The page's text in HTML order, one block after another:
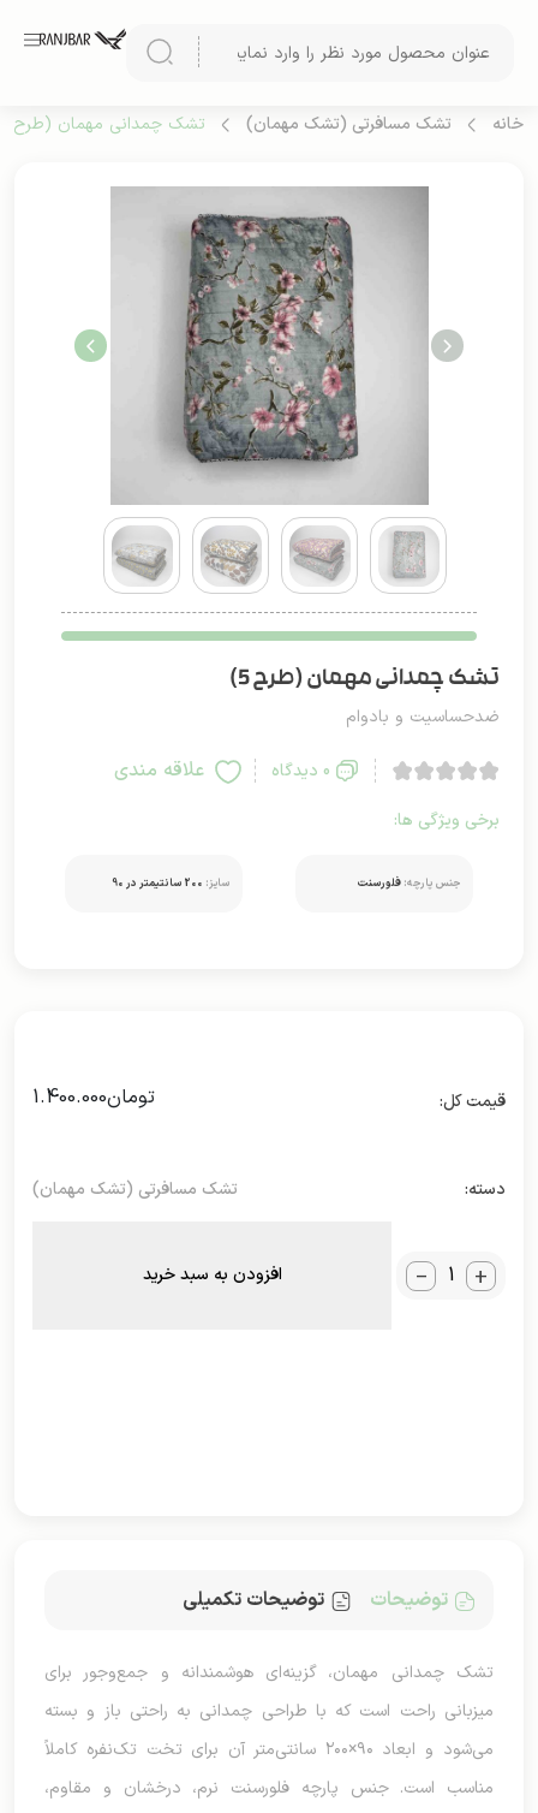
خانه تشک مسافرتی (تشک مهمان) تشک چمدانی مهمان (طرح 5)
تشک چمدانی مهمان (طرح 5)
ضدحساسیت و بادوام
0 دیدگاه علاقه مندی
برخی ویژگی ها:
جنس پارچه: فلورسنت سایز: 200 سانتیمتر در 90
تومان1.400.000
دسته: تشک مسافرتی (تشک مهمان)
_ + افزودن به سبد خرید
توضیحات توضیحات تکمیلی
تشک چمدانی مهمان، گزینه‌ای هوشمندانه و جمع‌وجور برای
میزبانی راحت است که با طراحی چمدانی به راحتی باز و بسته
می‌شود و ابعاد ۹۰×۲۰۰ سانتی‌متر آن برای تخت تک‌نفره کاملاً
مناسب است. جنس پارچه فلورسنت نرم، درخشان و مقاوم،